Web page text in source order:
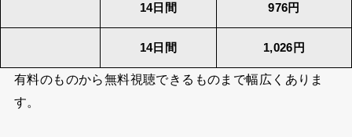
14日間 976円
14日間 1,026円
有料のものから無料視聴できるものまで幅広くありま
す。